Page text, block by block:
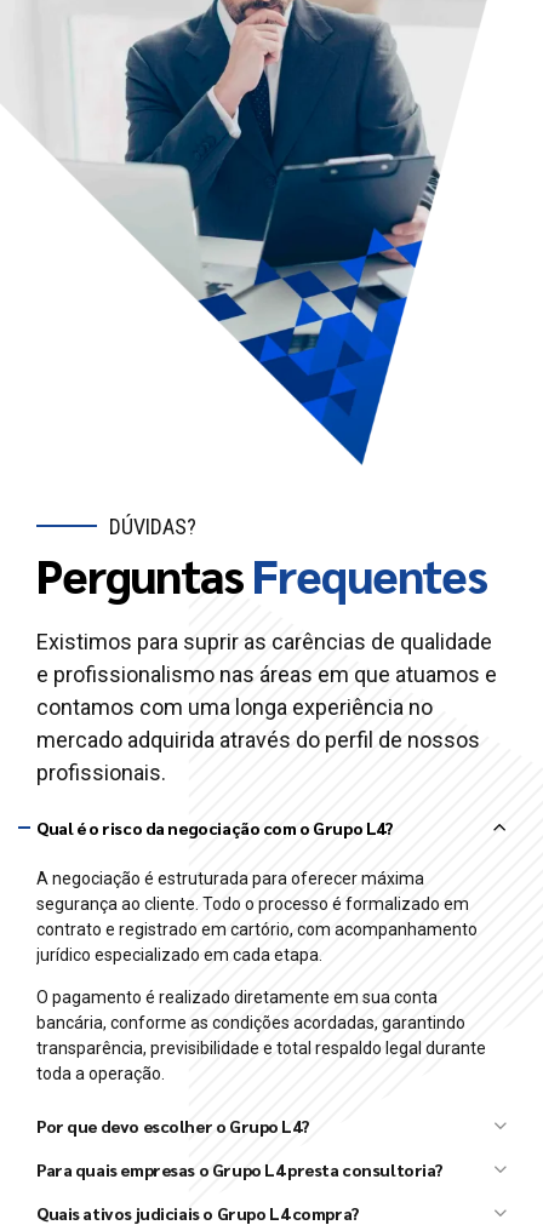
DÚVIDAS?
PerguntasFrequentes
Existimos para suprir as carências de qualidade
e profissionalismo nas áreas em que atuamos e
contamos com uma longa experiência no
mercado adquirida através do perfil de nossos
profissionais.
Qual é o risco da negociação com o Grupo L4?
A negociação é estruturada para oferecer máxima
segurança ao cliente. Todo o processo é formalizado em
contrato e registrado em cartório, com acompanhamento
jurídico especializado em cada etapa.
O pagamento é realizado diretamente em sua conta
bancária, conforme as condições acordadas, garantindo
transparência, previsibilidade e total respaldo legal durante
toda a operação.
Por que devo escolher o Grupo L4?
L4 Taxx L4 Ativos
Para quais empresas o Grupo L4 presta consultoria?
Quais ativos judiciais o Grupo L4 compra?